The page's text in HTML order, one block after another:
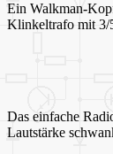
Ein Walkman-
Klinkeltrafo mit 3/
Das einfache
Lautstärke